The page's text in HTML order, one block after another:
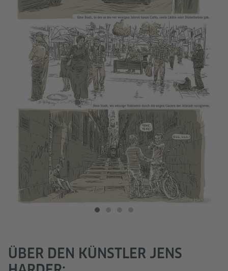
© Jens Harder
ÜBER DEN KÜNSTLER JENS